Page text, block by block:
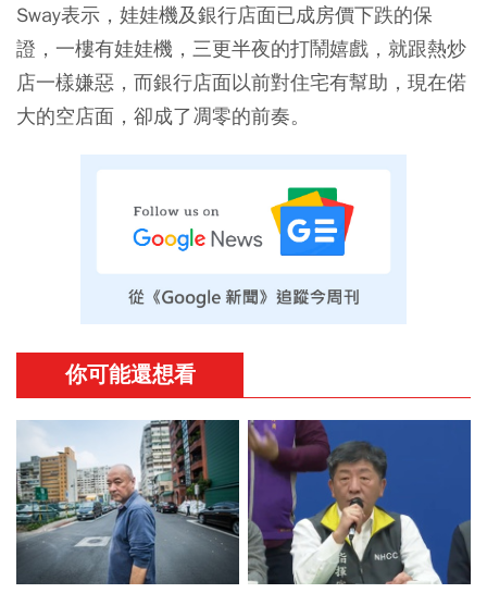
Sway表示，娃娃機及銀行店面已成房價下跌的保
證，一樓有娃娃機，三更半夜的打鬧嬉戲，就跟熱炒
店一樣嫌惡，而銀行店面以前對住宅有幫助，現在偌
大的空店面，卻成了凋零的前奏。